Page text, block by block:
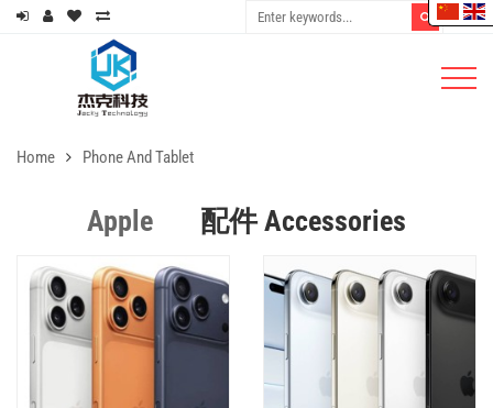
Home Phone And Tablet
Apple 配件 Accessories
Apple Original 20W Adapter US
$25.00
DETAILS
Apple Original 20W USB-C To